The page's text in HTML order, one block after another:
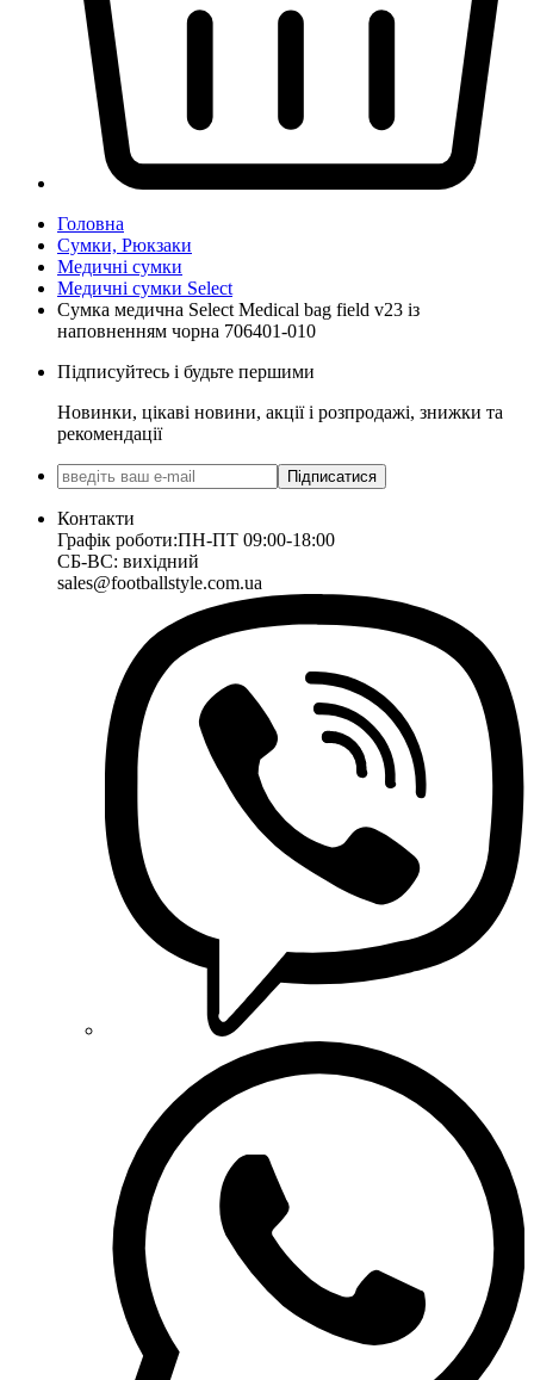
Головна
Сумки, Рюкзаки
Медичні сумки
Медичні сумки Select
Сумка медична Select Medical bag field v23 із
наповненням чорна 706401-010
Підписуйтесь і будьте першими
Новинки, цікаві новини, акції і розпродажі, знижки та
рекомендації
Підписатися
Контакти
Графік роботи:ПН-ПТ 09:00-18:00
СБ-ВС: вихідний
sales@footballstyle.com.ua